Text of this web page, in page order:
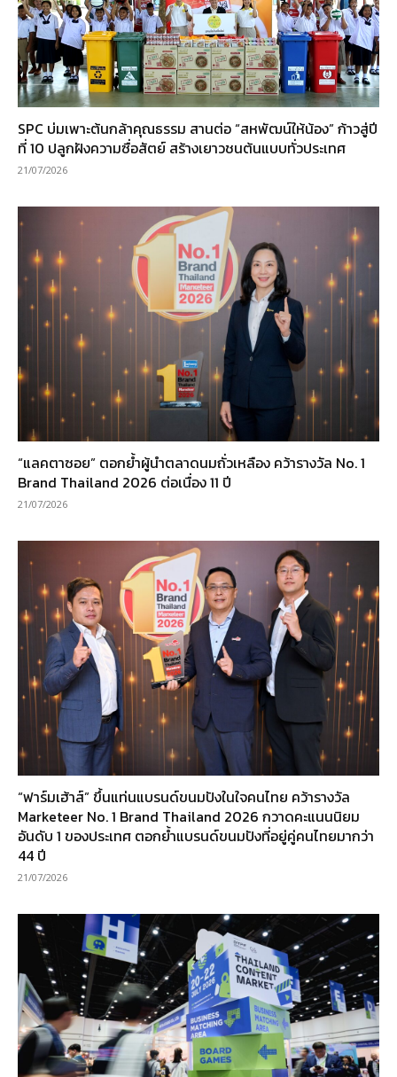
SPC บ่มเพาะต้นกล้าคุณธรรม สานต่อ “สหพัฒน์ให้น้อง” ก้าวสู่ปี
ที่ 10 ปลูกฝังความซื่อสัตย์ สร้างเยาวชนต้นแบบทั่วประเทศ
21/07/2026
“แลคตาซอย” ตอกย้ำผู้นำตลาดนมถั่วเหลือง คว้ารางวัล No. 1
Brand Thailand 2026 ต่อเนื่อง 11 ปี
21/07/2026
“ฟาร์มเฮ้าส์” ขึ้นแท่นแบรนด์ขนมปังในใจคนไทย คว้ารางวัล
Marketeer No. 1 Brand Thailand 2026 กวาดคะแนนนิยม
อันดับ 1 ของประเทศ ตอกย้ำแบรนด์ขนมปังที่อยู่คู่คนไทยมากว่า
44 ปี
21/07/2026